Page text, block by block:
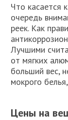
Что касается
очередь
реек. Как
Лучшими
от мягких
больший вес,
мокрого
Цены на